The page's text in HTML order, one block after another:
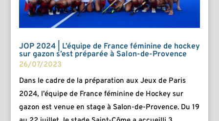
JOP 2024 | L’équipe de France féminine de hockey
sur gazon s’est préparée à Salon-de-Provence
26/07/2023
Dans le cadre de la préparation aux Jeux de Paris
2024, l’équipe de France féminine de Hockey sur
gazon est venue en stage à Salon-de-Provence. Du 19